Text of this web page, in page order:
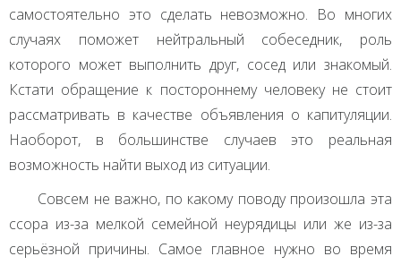
самостоятельно это сделать невозможно. Во многих
случаях поможет нейтральный собеседник, роль
которого может выполнить друг, сосед или знакомый.
Кстати обращение к постороннему человеку не стоит
рассматривать в качестве объявления о капитуляции.
Наоборот, в большинстве случаев это реальная
возможность найти выход из ситуации.
Совсем не важно, по какому поводу произошла эта
ссора из-за мелкой семейной неурядицы или же из-за
серьёзной причины. Самое главное нужно во время